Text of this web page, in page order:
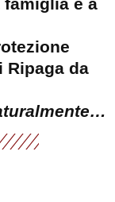
Ripaga da